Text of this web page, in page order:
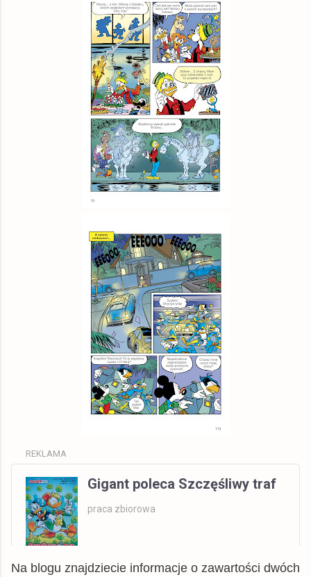
REKLAMA
Gigant poleca Szczęśliwy traf
praca zbiorowa
Na blogu znajdziecie informacje o zawartości dwóch